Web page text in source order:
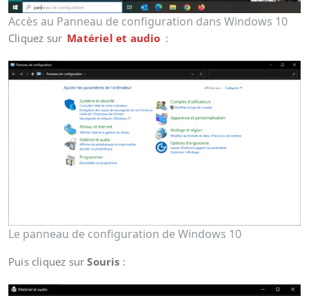
Accès au Panneau de configuration dans Windows 10
Cliquez sur Matériel et audio :
Le panneau de configuration de Windows 10
Puis cliquez surSouris :